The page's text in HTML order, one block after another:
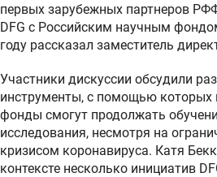
первых зарубежных партнеров
DFG с Российским научным
году рассказал заместитель
Участники дискуссии обсудили
инструменты, с помощью которых
фонды смогут продолжать
исследования, несмотря на
кризисом коронавируса. Катя
контексте несколько инициатив